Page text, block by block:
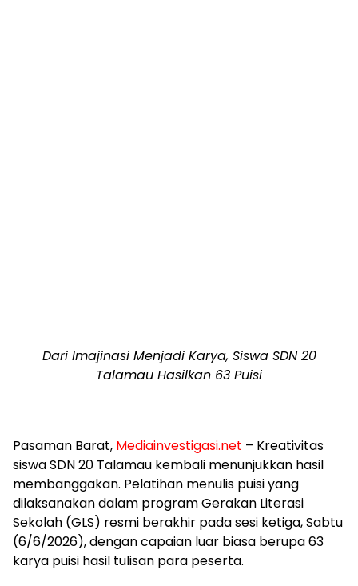
Dari Imajinasi Menjadi Karya, Siswa SDN 20
Talamau Hasilkan 63 Puisi
Pasaman Barat, Mediainvestigasi.net – Kreativitas
siswa SDN 20 Talamau kembali menunjukkan hasil
membanggakan. Pelatihan menulis puisi yang
dilaksanakan dalam program Gerakan Literasi
Sekolah (GLS) resmi berakhir pada sesi ketiga, Sabtu
(6/6/2026), dengan capaian luar biasa berupa 63
karya puisi hasil tulisan para peserta.